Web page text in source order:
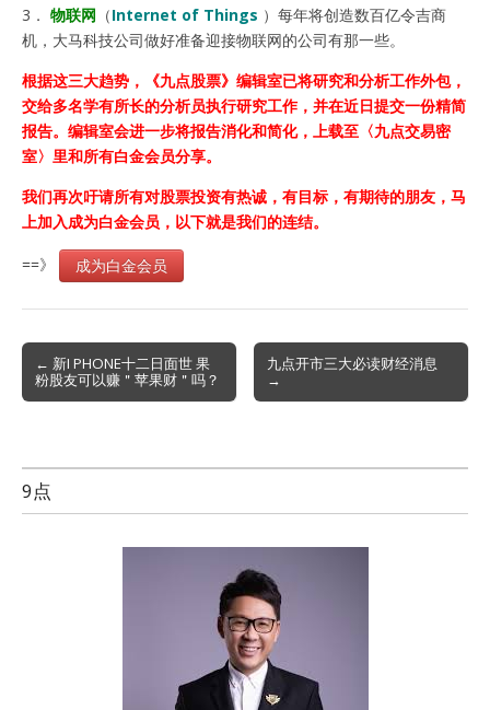
3． 物联网 （Internet of Things ）每年将创造数百亿令吉商
机，大马科技公司做好准备迎接物联网的公司有那一些。
根据这三大趋势，《九点股票》编辑室已将研究和分析工作外包，
交给多名学有所长的分析员执行研究工作，并在近日提交一份精简
报告。编辑室会进一步将报告消化和简化，上载至〈九点交易密
室〉里和所有白金会员分享。
我们再次吁请所有对股票投资有热诚，有目标，有期待的朋友，马
上加入成为白金会员，以下就是我们的连结。
==》 成为白金会员
Post
navigation
← 新I PHONE十二日面世 果
粉股友可以赚＂苹果财＂吗？
九点开市三大必读财经消息
→
9点